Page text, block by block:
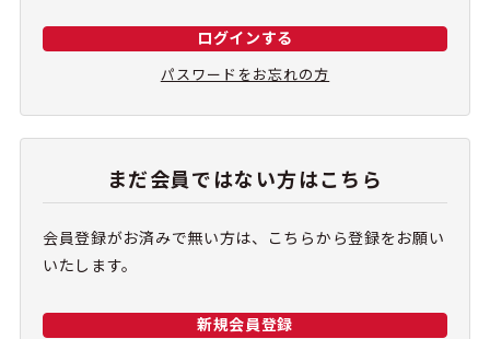
ログインする
パスワードをお忘れの方
まだ会員ではない方はこちら
会員登録がお済みで無い方は、こちらから登録をお願い
いたします。
新規会員登録